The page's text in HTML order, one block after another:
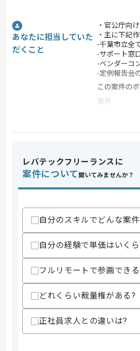
あなたに担当していた
だくこと
・官公庁向
・主に下記
-千葉市立全
-サポート窓
-ベンダーコ
-定例報告会
この案件の
業界
特徴
スキル
求めるスキル
・メンバー3
・インター
・無線LAN
・脆弱性情
・モバイル
歓迎スキル
スキルに不安
上記に似た経
レバテックフリーランスに
案件について 聞いてみませんか？
自分のスキルでどんな案
自分の経験で単価はいく
フルリモートで参画でき
どれくらい裁量権がある?
正社員求人との違いは?